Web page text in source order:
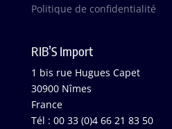
Politique de confidentialité
RIB’S Import
1 bis rue Hugues Capet
30900 Nîmes
France
Tél : 00 33 (0)4 66 21 83 50